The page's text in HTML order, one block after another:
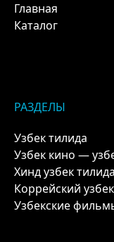
Главная
Каталог
РАЗДЕЛЫ
Узбек тилида
Узбек кино —
Хинд узбек тилида
Коррейский
Узбекские